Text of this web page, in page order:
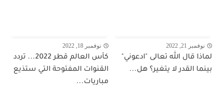
نوفمبر 21, 2022
لماذا قال الله تعالى "ادعوني"
بينما القدر لا يتغير؟ هل...
نوفمبر 18, 2022
كأس العالم قطر 2022... تردد
القنوات المفتوحة التي ستذيع
مباريات...